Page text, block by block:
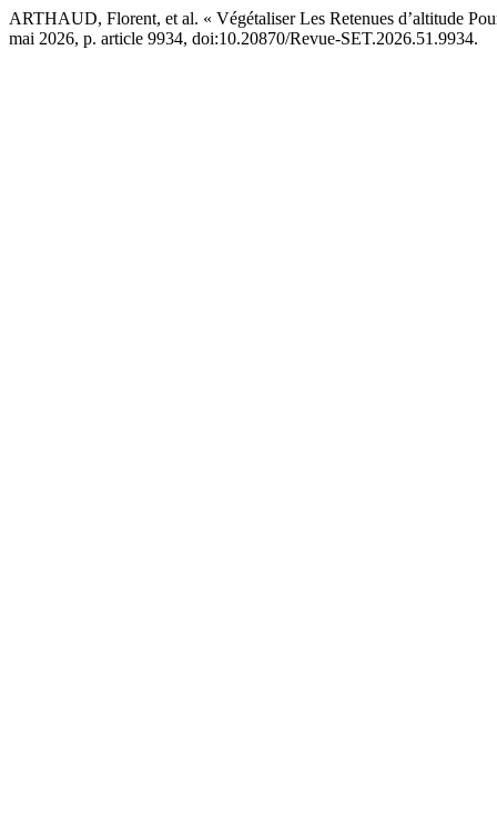
ARTHAUD, Florent, et al. « Végétaliser Les Retenues d’altitude
mai 2026, p. article 9934, doi:10.20870/Revue-SET.2026.51.9934.